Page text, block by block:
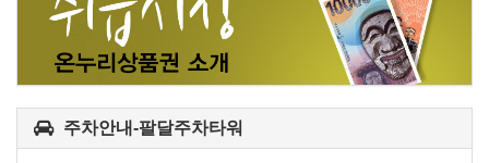
주차안내-팔달주차타워